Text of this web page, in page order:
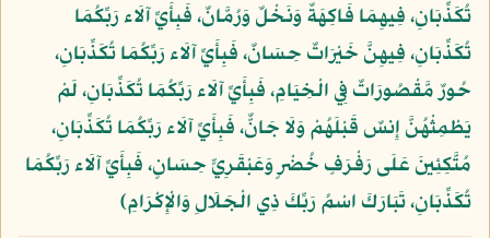
تُكَذِّبَانِ، فِيهِمَا فَاكِهَةٌ وَنَخْلٌ وَرُمَّانٌ، فَبِأَيِّ آلَاء رَبِّكُمَا
تُكَذِّبَانِ، فِيهِنَّ خَيْرَاتٌ حِسَانٌ، فَبِأَيِّ آلَاء رَبِّكُمَا تُكَذِّبَانِ،
حُورٌ مَّقْصُورَاتٌ فِي الْخِيَامِ، فَبِأَيِّ آلَاء رَبِّكُمَا تُكَذِّبَانِ، لَمْ
يَطْمِثْهُنَّ إِنسٌ قَبْلَهُمْ وَلَا جَانٌّ، فَبِأَيِّ آلَاء رَبِّكُمَا تُكَذِّبَانِ،
مُتَّكِئِينَ عَلَى رَفْرَفٍ خُضْرٍ وَعَبْقَرِيٍّ حِسَانٍ، فَبِأَيِّ آلَاء رَبِّكُمَا
تُكَذِّبَانِ، تَبَارَكَ اسْمُ رَبِّكَ ذِي الْجَلَالِ وَالْإِكْرَامِ﴾